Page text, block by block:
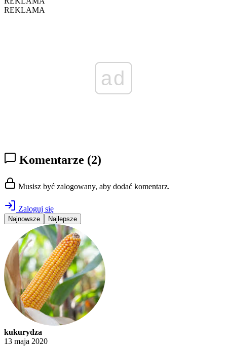
REKLAMA
ad
Komentarze (2)
Musisz być zalogowany, aby dodać komentarz.
Zaloguj się
Najnowsze Najlepsze
kukurydza
13 maja 2020